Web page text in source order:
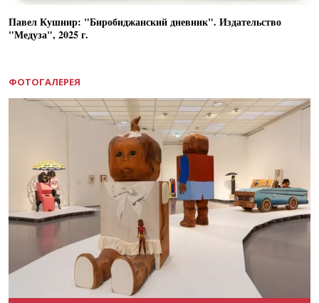
Павел Кушнир: "Биробиджанский дневник". Издательство
"Медуза", 2025 г.
ФОТОГАЛЕРЕЯ